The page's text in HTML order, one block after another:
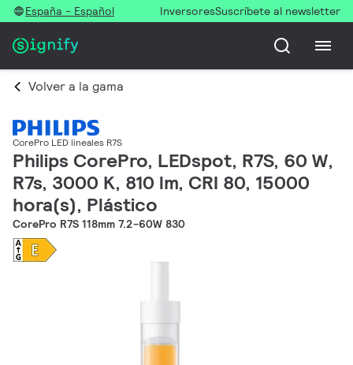
España - Español InversoresSuscríbete al newsletter
Volver a la gama
CorePro LED lineales R7S
Philips CorePro, LEDspot, R7S, 60 W,
R7s, 3000 K, 810 lm, CRI 80, 15000
hora(s), Plástico
CorePro R7S 118mm 7.2-60W 830